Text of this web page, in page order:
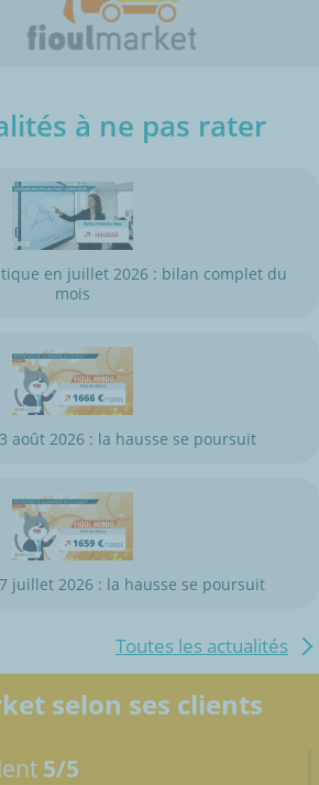
à ne pas rater
en juillet 2026 : bilan complet du
mois
août 2026 : la hausse se poursuit
juillet 2026 : la hausse se poursuit
Toutes les actualités
selon ses clients
5/5